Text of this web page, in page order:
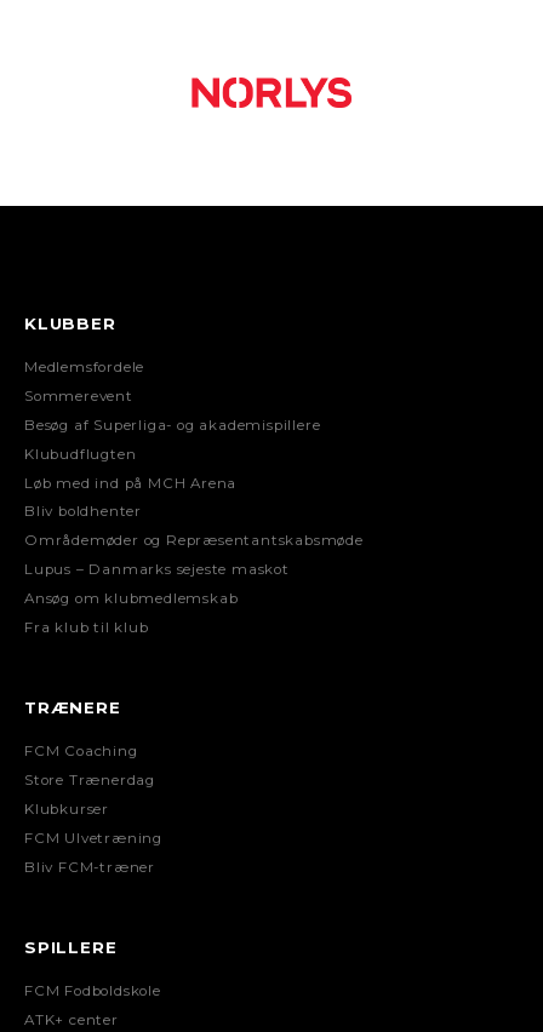
KLUBBER
Medlemsfordele
Sommerevent
Besøg af Superliga- og akademispillere
Klubudflugten
Løb med ind på MCH Arena
Bliv boldhenter
Områdemøder og Repræsentantskabsmøde
Lupus – Danmarks sejeste maskot
Ansøg om klubmedlemskab
Fra klub til klub
TRÆNERE
FCM Coaching
Store Trænerdag
Klubkurser
FCM Ulvetræning
Bliv FCM-træner
SPILLERE
FCM Fodboldskole
ATK+ center